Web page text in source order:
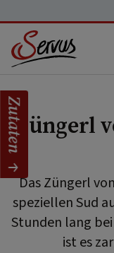
Züngerl
Das Züngerl
speziellen Sud
Stunden lang
ist es
Zutaten